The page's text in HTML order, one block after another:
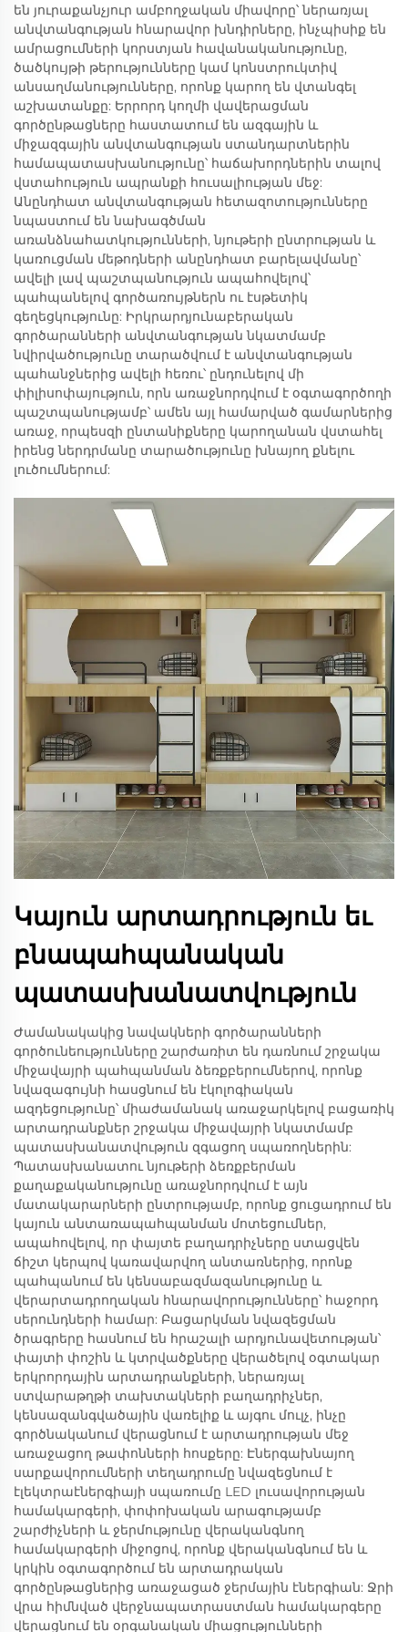
են յուրաքանչյուր ամբողջական միավորը՝ ներառյալ
անվտանգության հնարավոր խնդիրները, ինչպիսիք են
ամրացումների կորստյան հավանականությունը,
ծածկույթի թերությունները կամ կոնստրուկտիվ
անսաղմանությունները, որոնք կարող են վտանգել
աշխատանքը: Երրորդ կողմի վավերացման
գործընթացները հաստատում են ազգային և
միջազգային անվտանգության ստանդարտներին
համապատասխանությունը՝ հաճախորդներին տալով
վստահություն ապրանքի հուսալիության մեջ:
Անընդհատ անվտանգության հետազոտությունները
նպաստում են նախագծման
առանձնահատկությունների, նյութերի ընտրության և
կառուցման մեթոդների անընդհատ բարելավմանը՝
ավելի լավ պաշտպանություն ապահովելով՝
պահպանելով գործառույթներն ու էսթետիկ
գեղեցկությունը: Իրկրարդյունաբերական
գործարանների անվտանգության նկատմամբ
նվիրվածությունը տարածվում է անվտանգության
պահանջներից ավելի հեռու՝ ընդունելով մի
փիլիսոփայություն, որն առաջնորդվում է օգտագործողի
պաշտպանությամբ՝ ամեն այլ համարված գամարներից
առաջ, որպեսզի ընտանիքները կարողանան վստահել
իրենց ներդրմանը տարածությունը խնայող քնելու
լուծումներում:
Կայուն արտադրություն եւ
բնապահպանական
պատասխանատվություն
Ժամանակակից նավակների գործարանների
գործունեությունները շարժառիտ են դառնում շրջակա
միջավայրի պահպանման ձեռքբերումներով, որոնք
նվազագույնի հասցնում են էկոլոգիական
ազդեցությունը՝ միաժամանակ առաջարկելով բացառիկ
արտադրանքներ շրջակա միջավայրի նկատմամբ
պատասխանատվություն զգացող սպառողներին:
Պատասխանատու նյութերի ձեռքբերման
քաղաքականությունը առաջնորդվում է այն
մատակարարների ընտրությամբ, որոնք ցուցադրում են
կայուն անտառապահպանման մոտեցումներ,
ապահովելով, որ փայտե բաղադրիչները ստացվեն
ճիշտ կերպով կառավարվող անտառներից, որոնք
պահպանում են կենսաբազմազանությունը և
վերարտադրողական հնարավորությունները՝ հաջորդ
սերունդների համար: Բացարկման նվազեցման
ծրագրերը հասնում են հրաշալի արդյունավետության՝
փայտի փոշին և կտրվածքները վերածելով օգտակար
երկրորդային արտադրանքների, ներառյալ
ստվարաթղթի տախտակների բաղադրիչներ,
կենսազանգվածային վառելիք և այգու մուլչ, ինչը
գործնականում վերացնում է արտադրության մեջ
առաջացող թափոնների հոսքերը: Էներգախնայող
սարքավորումների տեղադրումը նվազեցնում է
էլեկտրաէներգիայի սպառումը LED լուսավորության
համակարգերի, փոփոխական արագությամբ
շարժիչների և ջերմությունը վերականգնող
համակարգերի միջոցով, որոնք վերականգնում են և
կրկին օգտագործում են արտադրական
գործընթացներից առաջացած ջերմային էներգիան: Ջրի
վրա հիմնված վերջնապատրաստման համակարգերը
վերացնում են օրգանական միացությունների